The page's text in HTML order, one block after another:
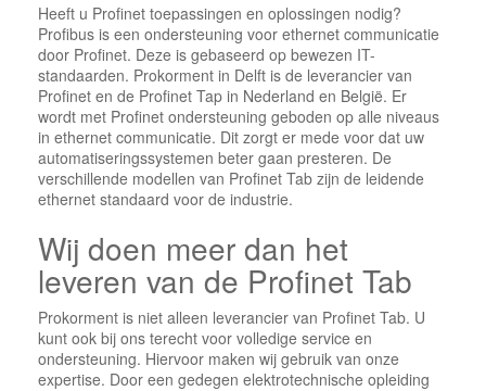
Heeft u Profinet toepassingen en oplossingen nodig?
Profibus is een ondersteuning voor ethernet communicatie
door Profinet. Deze is gebaseerd op bewezen IT-
standaarden. Prokorment in Delft is de leverancier van
Profinet en de Profinet Tap in Nederland en België. Er
wordt met Profinet ondersteuning geboden op alle niveaus
in ethernet communicatie. Dit zorgt er mede voor dat uw
automatiseringssystemen beter gaan presteren. De
verschillende modellen van Profinet Tab zijn de leidende
ethernet standaard voor de industrie.
Wij doen meer dan het
leveren van de Profinet Tab
Prokorment is niet alleen leverancier van Profinet Tab. U
kunt ook bij ons terecht voor volledige service en
ondersteuning. Hiervoor maken wij gebruik van onze
expertise. Door een gedegen elektrotechnische opleiding